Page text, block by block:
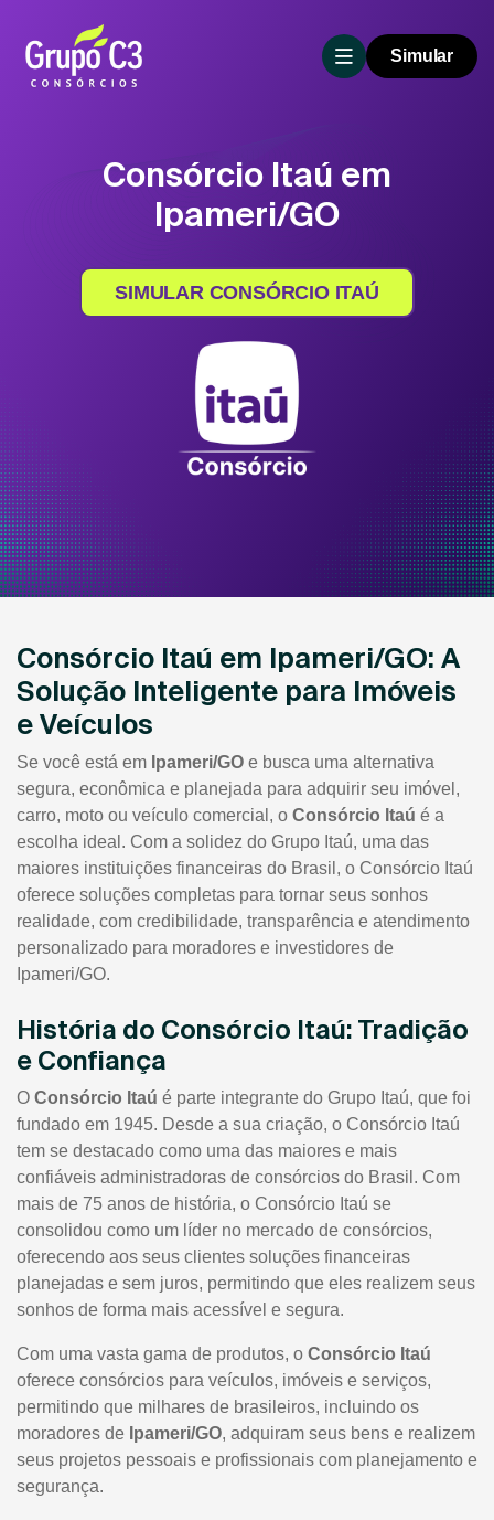
Simular
Consórcio Itaú em
Ipameri/GO
SIMULAR CONSÓRCIO ITAÚ
Consórcio Itaú em Ipameri/GO: A
Solução Inteligente para Imóveis
e Veículos
Se você está em Ipameri/GO e busca uma alternativa
segura, econômica e planejada para adquirir seu imóvel,
carro, moto ou veículo comercial, o Consórcio Itaú é a
escolha ideal. Com a solidez do Grupo Itaú, uma das
maiores instituições financeiras do Brasil, o Consórcio Itaú
oferece soluções completas para tornar seus sonhos
realidade, com credibilidade, transparência e atendimento
personalizado para moradores e investidores de
Ipameri/GO.
História do Consórcio Itaú: Tradição
e Confiança
O Consórcio Itaú é parte integrante do Grupo Itaú, que foi
fundado em 1945. Desde a sua criação, o Consórcio Itaú
tem se destacado como uma das maiores e mais
confiáveis administradoras de consórcios do Brasil. Com
mais de 75 anos de história, o Consórcio Itaú se
consolidou como um líder no mercado de consórcios,
oferecendo aos seus clientes soluções financeiras
planejadas e sem juros, permitindo que eles realizem seus
sonhos de forma mais acessível e segura.
Com uma vasta gama de produtos, o Consórcio Itaú
oferece consórcios para veículos, imóveis e serviços,
permitindo que milhares de brasileiros, incluindo os
moradores de Ipameri/GO, adquiram seus bens e realizem
seus projetos pessoais e profissionais com planejamento e
segurança.